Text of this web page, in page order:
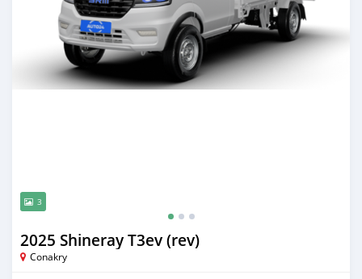
3
2025 Shineray T3ev (rev)
Conakry